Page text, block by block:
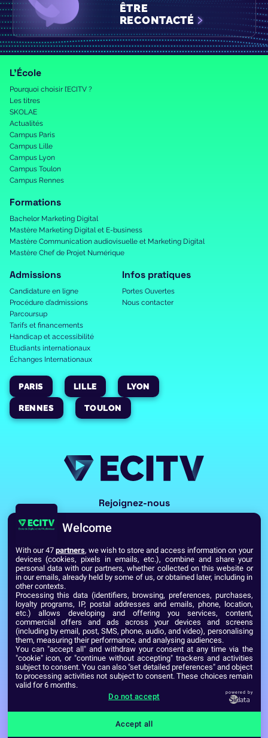
ÊTRE
RECONTACTÉ
L’École
Pourquoi choisir l’ECITV ?
Les titres
SKOLAE
Actualités
Campus Paris
Campus Lille
Campus Lyon
Campus Toulon
Campus Rennes
Formations
Bachelor Marketing Digital
Mastère Marketing Digital et E-business
Mastère Communication audiovisuelle et Marketing Digital
Mastère Chef de Projet Numérique
Admissions
Candidature en ligne
Procédure d’admissions
Parcoursup
Tarifs et financements
Handicap et accessibilité
Etudiants internationaux
Échanges Internationaux
Infos pratiques
Portes Ouvertes
Nous contacter
PARIS LILLE LYON
RENNES TOULON
Rejoignez-nous
Voir toutes les écoles du Réseau GES
Établissement d’Enseignement Supérieur Technique Privé
Dernière mise à jour : Septembre 2024
Mentions légales
Welcome
With our 47 partners, we wish to store and access information on your
devices (cookies, pixels in emails, etc.), combine and share your
personal data with our partners, whether collected on this website or
in our emails, already held by some of us, or obtained later, including in
other contexts.
Processing this data (identifiers, browsing, preferences, purchases,
loyalty programs, IP, postal addresses and emails, phone, location,
etc.) allows developing and offering you services, content,
commercial offers and ads across your devices and screens
(including by email, post, SMS, phone, audio, and video), personalising
them, measuring their performance, and analysing audiences.
You can "accept all" and withdraw your consent at any time via the
"cookie" icon, or "continue without accepting" trackers and activities
subject to consent. You can also "set detailed preferences" and object
to processing activities not subject to consent. These choices remain
valid for 6 months.
Do not accept
powered by
Accept all